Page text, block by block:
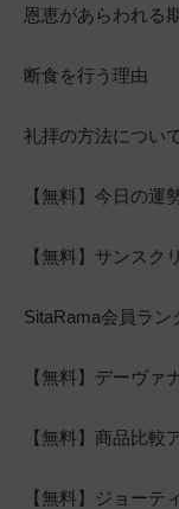
恩恵があらわれる
断食を行う理由
礼拝の方法につい
【無料】今日の運
【無料】サンスク
SitaRama会員ラン
【無料】デーヴァ
【無料】商品比較
【無料】ジョーテ